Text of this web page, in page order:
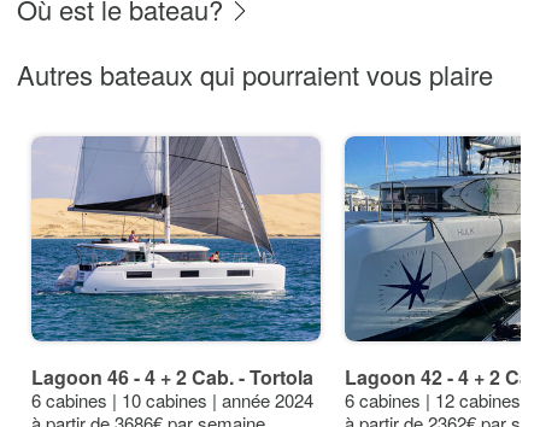
Où est le bateau?
Autres bateaux qui pourraient vous plaire
Lagoon 46 - 4 + 2 Cab. - Tortola
6 cabines | 10 cabines | année 2024
Lagoon 42 - 4 + 2
6 cabines | 12 cabines |